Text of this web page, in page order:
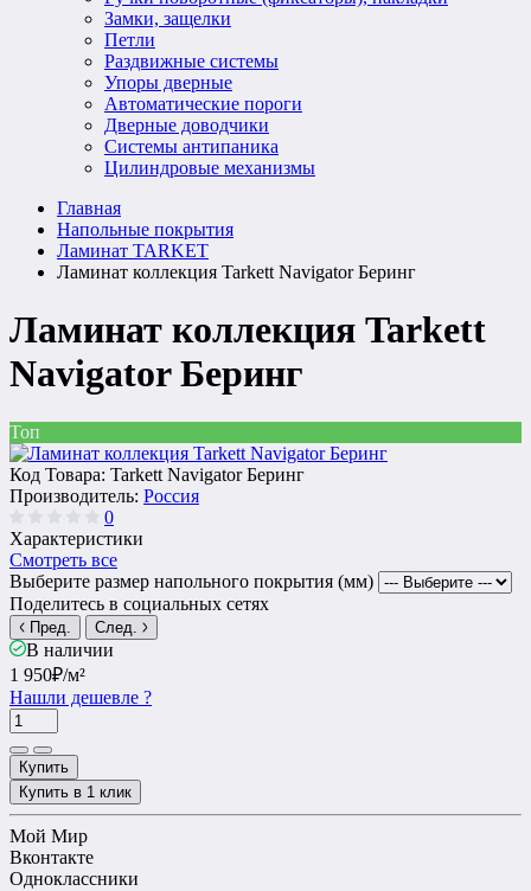
Замки, защелки
Петли
Раздвижные системы
Упоры дверные
Автоматические пороги
Дверные доводчики
Системы антипаника
Цилиндровые механизмы
Главная
Напольные покрытия
Ламинат TARKET
Ламинат коллекция Tarkett Navigator Беринг
Ламинат коллекция Tarkett
Navigator Беринг
Топ
Код Товара: Tarkett Navigator Беринг
Производитель: Россия
0
Характеристики
Смотреть все
Выберите размер напольного покрытия (мм)
Поделитесь в социальных сетях
Пред. След.
В наличии
1 950₽/м²
Нашли дешевле ?
Купить
Купить в 1 клик
Мой Мир
Вконтакте
Одноклассники